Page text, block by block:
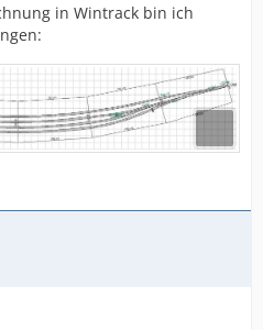
in Wintrack bin ich